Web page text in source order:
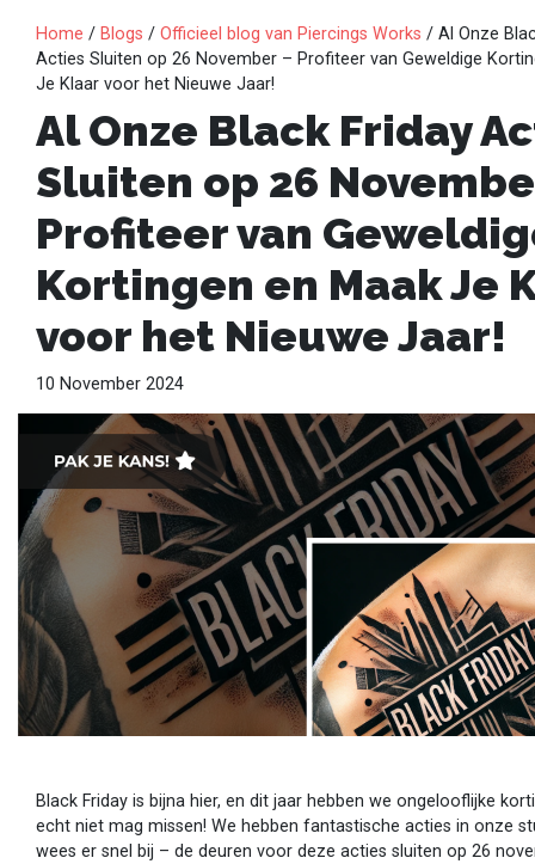
Home / Blogs / Officieel blog van Piercings Works / Al Onze
Acties Sluiten op 26 November – Profiteer van Geweldige
Je Klaar voor het Nieuwe Jaar!
Al Onze Black Friday
Sluiten op 26
Profiteer van
Kortingen en Maak Je
voor het Nieuwe Jaar!
10 November 2024
Black Friday is bijna hier, en dit jaar hebben we ongelooflijke
echt niet mag missen! We hebben fantastische acties in onze
wees er snel bij – de deuren voor deze acties sluiten op 26